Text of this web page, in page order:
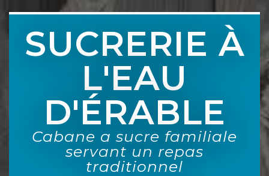
SUCRERIE À
L'EAU
D'ÉRABLE
Cabane a sucre familiale
servant un repas
traditionnel